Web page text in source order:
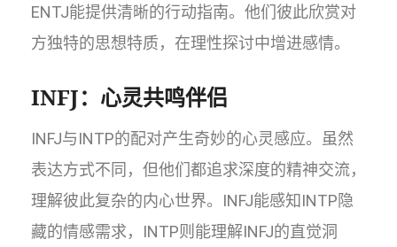
ENTJ能提供清晰的行动指南。他们彼此欣赏对
方独特的思想特质，在理性探讨中增进感情。
INFJ：心灵共鸣伴侣
INFJ与INTP的配对产生奇妙的心灵感应。虽然
表达方式不同，但他们都追求深度的精神交流，
理解彼此复杂的内心世界。INFJ能感知INTP隐
藏的情感需求，INTP则能理解INFJ的直觉洞